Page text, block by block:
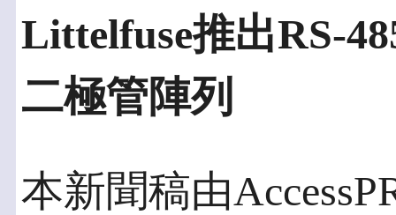
Littelfuse推出RS-
二極管陣列
本新聞稿由